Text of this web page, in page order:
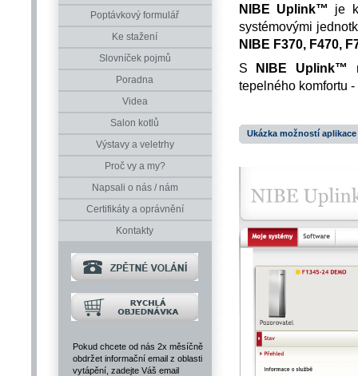
Poptávkový formulář
Ke stažení
Slovníček pojmů
Poradna
Videa
Salon kotlů
Výstavy a veletrhy
Proč vy a my?
Napsali o nás / nám
Certifikáty a oprávnění
Kontakty
Pokud chcete od nás 2x měsíčně
obdržet informační email z oblasti
vytápění, zadejte Váš email
NIBE Uplink™
je
systémovými
NIBE F370, F470,
S NIBE Uplink™
tepelného komfortu
Ukázka možností